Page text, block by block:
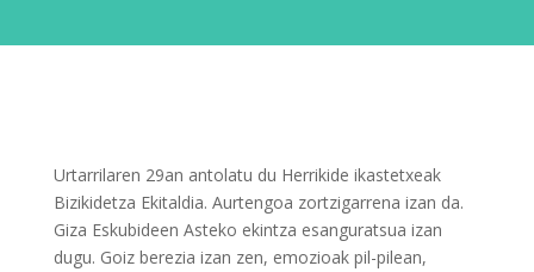
Urtarrilaren 29an antolatu du Herrikide ikastetxeak
Bizikidetza Ekitaldia. Aurtengoa zortzigarrena izan da.
Giza Eskubideen Asteko ekintza esanguratsua izan
dugu. Goiz berezia izan zen, emozioak pil-pilean,